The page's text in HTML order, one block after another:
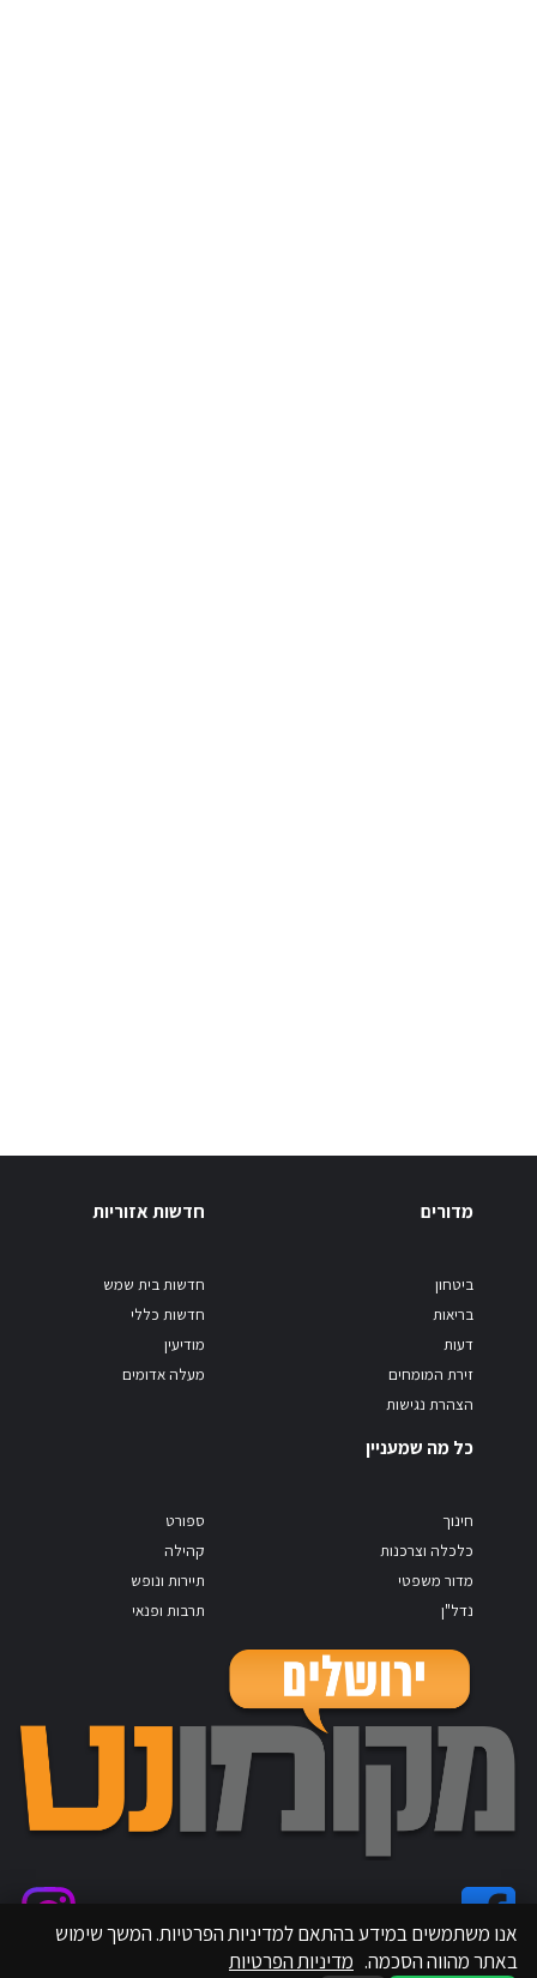
מדורים
ביטחון
בריאות
דעות
זירת המומחים
הצהרת נגישות
חדשות אזוריות
חדשות בית שמש
חדשות כללי
מודיעין
מעלה אדומים
כל מה שמעניין
חינוך
כלכלה וצרכנות
מדור משפטי
נדל"ן
ספורט
קהילה
תיירות ונופש
תרבות ופנאי
אנו משתמשים במידע בהתאם למדיניות הפרטיות. המשך שימוש
באתר מהווה הסכמה. מדיניות הפרטיות